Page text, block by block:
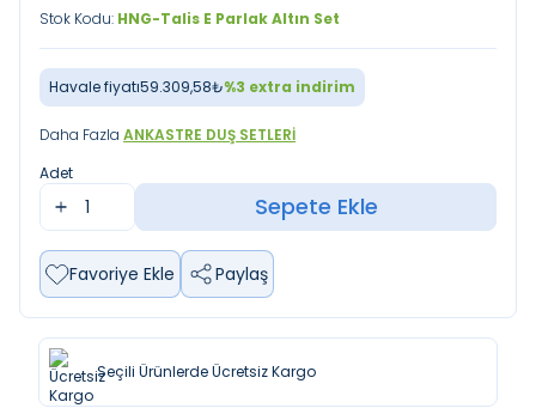
Stok Kodu: HNG-Talis E Parlak Altın Set
Havale fiyatı59.309,58₺%3 extra indirim
Daha Fazla ANKASTRE DUŞ SETLERI
Adet
Sepete Ekle
Favoriye Ekle Paylaş
Seçili Ürünlerde Ücretsiz Kargo